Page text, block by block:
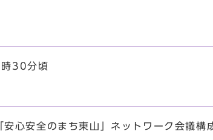
30分頃
心安全のまち東山」ネットワーク会議構